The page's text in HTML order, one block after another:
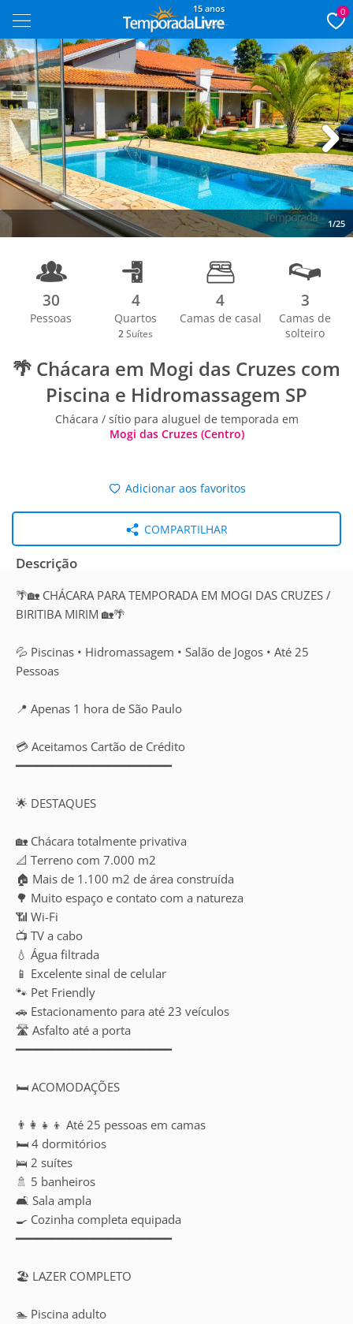
15 anos 0
1/25
Next
30
Pessoas
4
Quartos
2 Suítes
4
Camas de casal
3
Camas de
solteiro
🌴 Chácara em Mogi das Cruzes com
Piscina e Hidromassagem SP
Chácara / sítio para aluguel de temporada em
Mogi das Cruzes (Centro)
Adicionar aos favoritos
COMPARTILHAR
Descrição
🌴🏡 CHÁCARA PARA TEMPORADA EM MOGI DAS CRUZES /
BIRITIBA MIRIM 🏡🌴
💦 Piscinas • Hidromassagem • Salão de Jogos • Até 25
Pessoas
📍 Apenas 1 hora de São Paulo
💳 Aceitamos Cartão de Crédito
━━━━━━━━━━━━━━━━━━━━━━
🌟 DESTAQUES
🏡 Chácara totalmente privativa
📐 Terreno com 7.000 m2
🏠 Mais de 1.100 m2 de área construída
🌳 Muito espaço e contato com a natureza
📶 Wi-Fi
📺 TV a cabo
💧 Água filtrada
📱 Excelente sinal de celular
🐾 Pet Friendly
🚗 Estacionamento para até 23 veículos
🛣️ Asfalto até a porta
━━━━━━━━━━━━━━━━━━━━━━
🛏️ ACOMODAÇÕES
👨‍👩‍👧‍👦 Até 25 pessoas em camas
🛏️ 4 dormitórios
🛌 2 suítes
🚿 5 banheiros
🛋️ Sala ampla
🍳 Cozinha completa equipada
━━━━━━━━━━━━━━━━━━━━━━
🏖️ LAZER COMPLETO
🏊 Piscina adulto